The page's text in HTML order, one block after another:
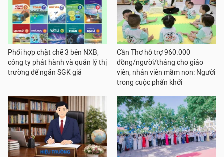
Phối hợp chặt chẽ 3 bên NXB,
công ty phát hành và quản lý thị
trường để ngăn SGK giả
Cần Thơ hỗ trợ 960.000
đồng/người/tháng cho giáo
viên, nhân viên mầm non: Người
trong cuộc phấn khởi